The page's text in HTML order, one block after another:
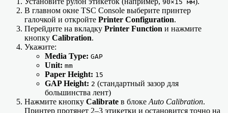
90×15 мм
В главном окне TSC Console выберите принтер
галочкой и откройте Printer Configuration.
Перейдите на вкладку Printer Function и нажмите
кнопку Calibration.
Укажите:
Media Type: GAP
Unit: mm
Paper Height: 15
GAP Height: 2 (стандартный зазор для
большинства лент)
Нажмите кнопку Calibrate в блоке Auto Calibration.
Принтер протянет 2–3 этикетки и остановится точно на